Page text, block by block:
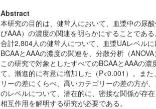
Abstract
本研究の目的は、健常人において、血漿中の尿
びAAA）の濃度の関連を明らかにすることである
合計2,804人の健常人について、血漿UAレベル
BCAAとAAAの濃度の関連を、分散分析（
この研究で対象としたすべてのBCAAとAAAの
て、漸進的に有意に増加した（P<0.001）。ま
リーの差にくらべ、高いカテゴリーの差の方が
のレベルについて、潜在的に、密接な関係が存
相互作用を解明する研究が必要である。